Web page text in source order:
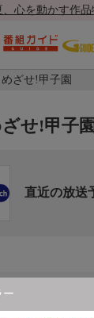
、心を動かす作
ざせ!甲子園
ー
せ!甲子園
直近の放送